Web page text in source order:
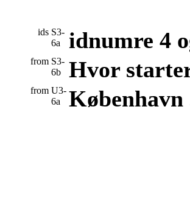
ids S3-
6a
idnumre 4
from S3-
6b
Hvor
from U3-
6a
København